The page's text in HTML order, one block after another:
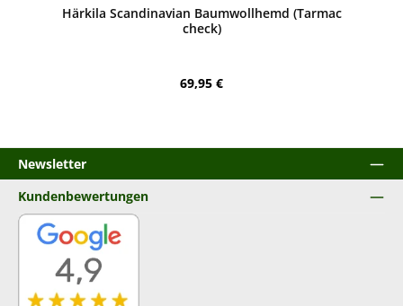
Härkila Scandinavian Baumwollhemd (Tarmac
check)
Regulärer Preis:
69,95 €
Newsletter
Kundenbewertungen